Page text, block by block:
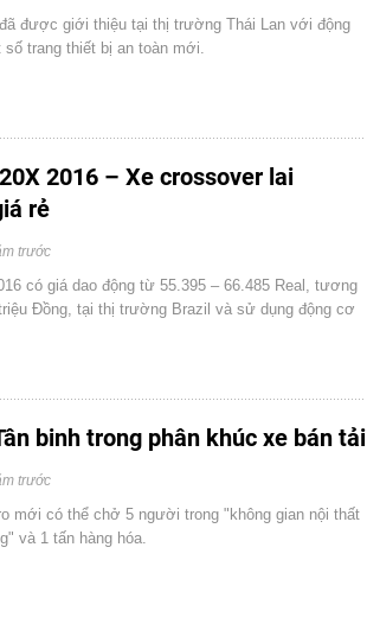
được giới thiệu tại thị trường Thái Lan với động
trang thiết bị an toàn mới.
2016 – Xe crossover lai
rẻ
trước
có giá dao động từ 55.395 – 66.485 Real, tương
Đồng, tại thị trường Brazil và sử dụng động cơ
binh trong phân khúc xe bán tải
trước
mới có thể chở 5 người trong "không gian nội thất
và 1 tấn hàng hóa.